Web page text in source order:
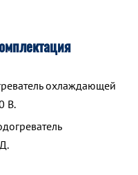
охлаждающей
В.